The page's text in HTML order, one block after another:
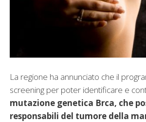
La regione ha annunciato che il
screening per poter identificare e
mutazione genetica Brca, che
responsabili del tumore della